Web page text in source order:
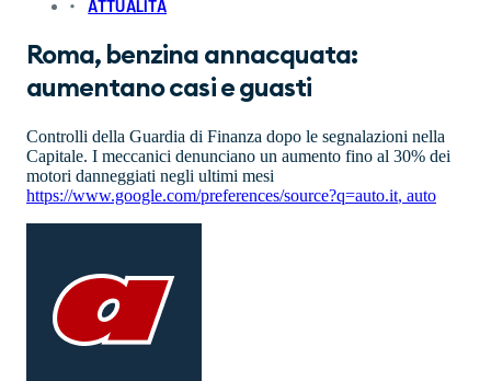
ATTUALITA
Roma, benzina annacquata:
aumentano casi e guasti
Controlli della Guardia di Finanza dopo le segnalazioni nella
Capitale. I meccanici denunciano un aumento fino al 30% dei
motori danneggiati negli ultimi mesi
https://www.google.com/preferences/source?q=auto.it, auto